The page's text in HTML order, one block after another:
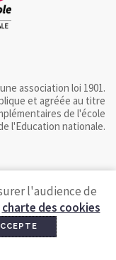
association loi 1901.
et agréée au titre
de l'école
l'Education nationale.
l'audience de
charte des cookies